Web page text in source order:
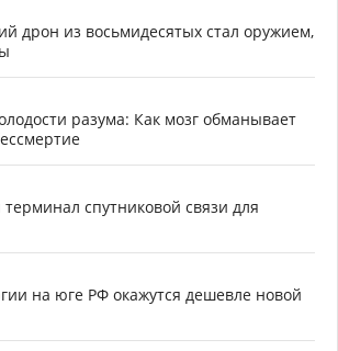
дрон из восьмидесятых стал оружием,
разума: Как мозг обманывает
терминал спутниковой связи для
на юге РФ окажутся дешевле новой